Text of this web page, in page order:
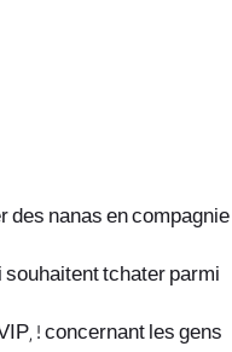
des nanas en compagnie
tchater parmi
! concernant les gens